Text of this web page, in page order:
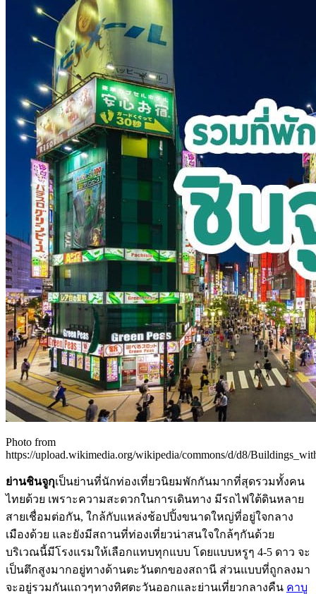
Photo from
https://upload.wikimedia.org/wikipedia/commons/d/d8/
ย่านชินจูกุเป็นย่านที่นักท่องเที่ยวนิยมพักกันมากที่สุดรวมทั้งคน
ไทยด้วย เพราะความสะดวกในการเดินทาง มีรถไฟใต้ดินหลาย
สายเชื่อมต่อกัน, ใกล้กับแหล่งช้อปปิ้งขนาดใหญ่ที่อยู่ใจกลาง
เมืองด้วย และยังมีสถานที่ท่องเที่ยวน่าสนใจใกล้ๆกันด้วย
บริเวณนี้มีโรงแรมให้เลือกแทบทุกแบบ โดยแบบหรูๆ 4-5 ดาว จะ
เป็นตึกสูงมากอยู่ทางด้านตะวันตกของสถานี ส่วนแบบที่ถูกลงมา
จะอยู่รวมกันแถวๆทางทิศตะวันออกและย่านเที่ยวกลางคืน คาบู